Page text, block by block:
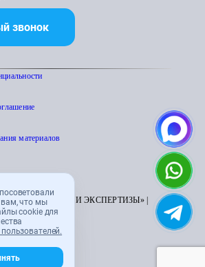
что мы
cookie для
звонок
материалов
АТТЕСТАЦИИ И ЭКСПЕРТИЗЫ» |